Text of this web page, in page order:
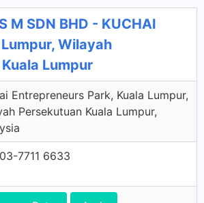
M SDN BHD - KUCHAI
Wilayah
Lumpur
Entrepreneurs Park, Kuala Lumpur,
Persekutuan Kuala Lumpur,
7711 6633